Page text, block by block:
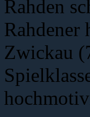
Rahden
Rahdener
Zwickau